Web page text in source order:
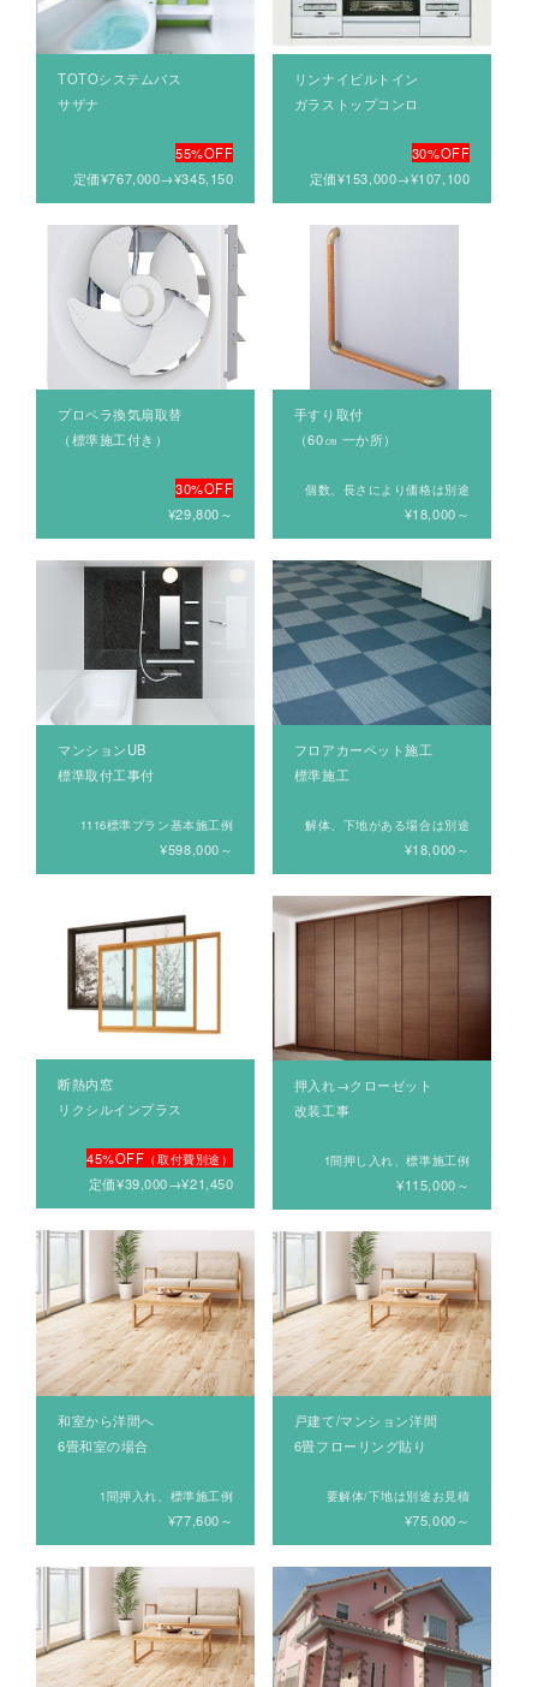
TOTOシステムバス
サザナ
55%OFF
定価¥767,000→¥345,150
リンナイビルトイン
ガラストップコンロ
30%OFF
定価¥153,000→¥107,100
プロペラ換気扇取替
（標準施工付き）
30%OFF
¥29,800～
手すり取付
（60㎝ 一か所）
個数、長さにより価格は別途
¥18,000～
マンションUB
標準取付工事付
1116標準プラン基本施工例
¥598,000～
フロアカーペット施工
標準施工
解体、下地がある場合は別途
¥18,000～
断熱内窓
リクシルインプラス
45%OFF （取付費別途）
定価¥39,000→¥21,450
押入れ→クローゼット
改装工事
1間押し入れ、標準施工例
¥115,000～
和室から洋間へ
6畳和室の場合
1間押入れ、標準施工例
¥77,600～
戸建て/マンション洋間
6畳フローリング貼り
要解体/下地は別途お見積
¥75,000～